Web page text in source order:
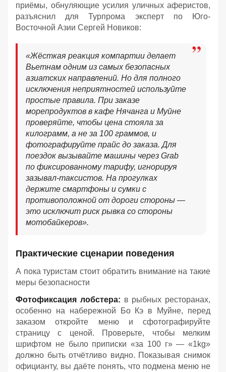
приёмы, обнуляющие усилия уличных аферистов,
разъяснил для Турпрома эксперт по Юго-
Восточной Азии Сергей Новиков:
«Жёсткая реакция компартии делает
Вьетнам одним из самых безопасных
азиатских направлений. Но для полного
исключения неприятностей используйте
простые правила. При заказе
морепродуктов в кафе Нячанга и Муйне
проверяйте, чтобы цена стояла за
килограмм, а не за 100 граммов, и
фотографируйте прайс до заказа. Для
поездок вызывайте машины через Grab
по фиксированному тарифу, игнорируя
зазывал-таксистов. На прогулках
держите смартфоны и сумки с
противоположной от дороги стороны —
это исключит риск рывка со стороны
мотобайкеров».
Практические сценарии поведения
А пока туристам стоит обратить внимание на такие
меры безопасности
Фотофиксация лобстера: в рыбных ресторанах,
особенно на набережной Бо Кэ в Муйне, перед
заказом откройте меню и сфотографируйте
страницу с ценой. Проверьте, чтобы мелким
шрифтом не было приписки «за 100 г» — «1kg»
должно быть отчётливо видно. Показывая снимок
официанту, вы даёте понять, что подмена меню не